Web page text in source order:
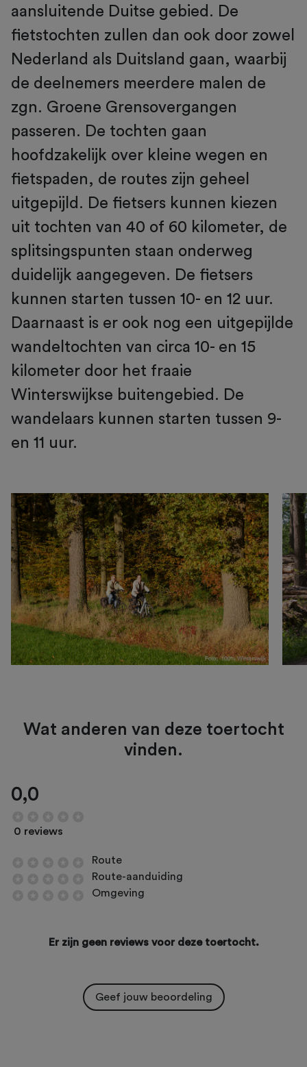
aansluitende Duitse gebied. De
fietstochten zullen dan ook door zowel
Nederland als Duitsland gaan, waarbij
de deelnemers meerdere malen de
zgn. Groene Grensovergangen
passeren. De tochten gaan
hoofdzakelijk over kleine wegen en
fietspaden, de routes zijn geheel
uitgepijld. De fietsers kunnen kiezen
uit tochten van 40 of 60 kilometer, de
splitsingspunten staan onderweg
duidelijk aangegeven. De fietsers
kunnen starten tussen 10- en 12 uur.
Daarnaast is er ook nog een uitgepijlde
wandeltochten van circa 10- en 15
kilometer door het fraaie
Winterswijkse buitengebied. De
wandelaars kunnen starten tussen 9-
en 11 uur.
Wat anderen van deze toertocht
vinden.
0,0
0 reviews
Route
Route-aanduiding
Omgeving
Er zijn geen reviews voor deze toertocht.
Geef jouw beoordeling